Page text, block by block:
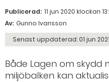
Publicerad: 11 jun 2020 klockan
Av: Gunno Ivansson
Senast uppdaterad: 01 jun
Både Lagen om skydd
miljöbalken kan